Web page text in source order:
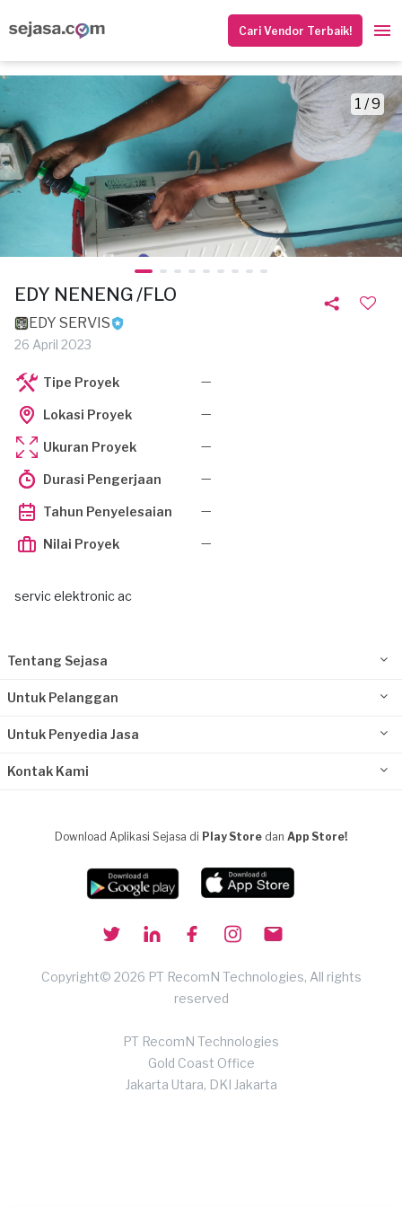
Cari Vendor Terbaik!
1 / 9
EDY NENENG /FLO
EDY SERVIS
26 April 2023
Tipe Proyek —
Lokasi Proyek —
Ukuran Proyek —
Durasi Pengerjaan —
Tahun Penyelesaian —
Nilai Proyek —
servic elektronic ac
Tentang Sejasa
Untuk Pelanggan
Untuk Penyedia Jasa
Kontak Kami
Download Aplikasi Sejasa di Play Store dan App Store!
Copyright© 2026 PT RecomN Technologies, All rights
reserved
PT RecomN Technologies
Gold Coast Office
Jakarta Utara, DKI Jakarta